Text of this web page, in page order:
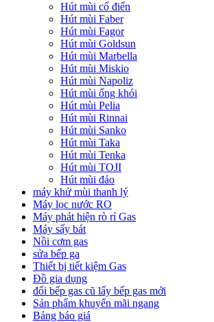
Hút mùi cổ điển
Hút mùi Faber
Hút mùi Fagor
Hút mùi Goldsun
Hút mùi Marbella
Hút mùi Miskio
Hút mùi Napoliz
Hút mùi ống khói
Hút mùi Pelia
Hút mùi Rinnai
Hút mùi Sanko
Hút mùi Taka
Hút mùi Tenka
Hút mùi TOJI
Hút mùi đảo
máy khử mùi thanh lý
Máy lọc nước RO
Máy phát hiện rò rỉ Gas
Máy sấy bát
Nồi cơm gas
sửa bếp ga
Thiết bị tiết kiệm Gas
Đồ gia dụng
đổi bếp gas cũ lấy bếp gas mới
Sản phẩm khuyến mãi ngang
Bảng báo giá